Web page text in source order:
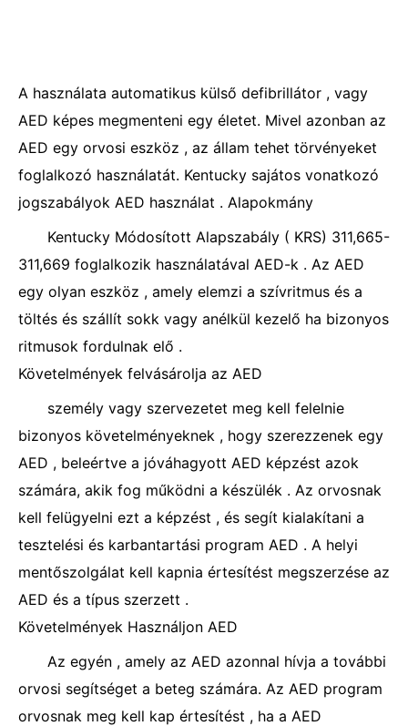
A használata automatikus külső defibrillátor , vagy
AED képes megmenteni egy életet. Mivel azonban az
AED egy orvosi eszköz , az állam tehet törvényeket
foglalkozó használatát. Kentucky sajátos vonatkozó
jogszabályok AED használat . Alapokmány
Kentucky Módosított Alapszabály ( KRS) 311,665-
311,669 foglalkozik használatával AED-k . Az AED
egy olyan eszköz , amely elemzi a szívritmus és a
töltés és szállít sokk vagy anélkül kezelő ha bizonyos
ritmusok fordulnak elő .
Követelmények felvásárolja az AED
személy vagy szervezetet meg kell felelnie
bizonyos követelményeknek , hogy szerezzenek egy
AED , beleértve a jóváhagyott AED képzést azok
számára, akik fog működni a készülék . Az orvosnak
kell felügyelni ezt a képzést , és segít kialakítani a
tesztelési és karbantartási program AED . A helyi
mentőszolgálat kell kapnia értesítést megszerzése az
AED és a típus szerzett .
Követelmények Használjon AED
Az egyén , amely az AED azonnal hívja a további
orvosi segítséget a beteg számára. Az AED program
orvosnak meg kell kap értesítést , ha a AED